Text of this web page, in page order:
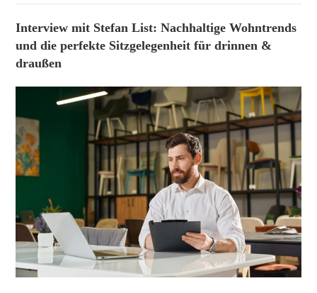
Interview mit Stefan List: Nachhaltige Wohntrends
und die perfekte Sitzgelegenheit für drinnen &
draußen